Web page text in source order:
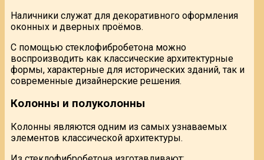
Наличники служат для декоративного оформления
оконных и дверных проёмов.
С помощью стеклофибробетона можно
воспроизводить как классические архитектурные
формы, характерные для исторических зданий, так и
современные дизайнерские решения.
Колонны и полуколонны
Колонны являются одним из самых узнаваемых
элементов классической архитектуры.